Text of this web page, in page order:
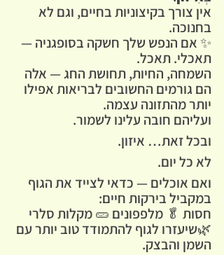
אין צורך בקיצוניות בחיים, וגם לא
בחנוכה.
✨ אם הנפש שלך חשקה בסופגניה —
תאכלי. תאכל.
השמחה, החיות, תחושת החג — אלה
הם גורמים החשובים לבריאות אפילו
יותר מהתזונה עצמה.
ועליהם חובה עלינו לשמור.
ובכל זאת… איזון.
לא כל יום.
ואם אוכלים — כדאי לצייד את הגוף
במקביל בירקות חיים:
חסות 🥬 מלפפונים 🥒 מקלות סלרי
🌿שיעזרו לגוף להתמודד טוב יותר עם
השמן והבצק.